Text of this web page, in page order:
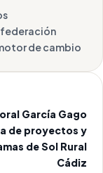
federación
de cambio
García Gago
de proyectos y
de Sol Rural
Cádiz